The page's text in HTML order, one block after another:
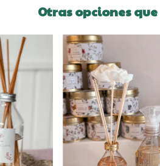
Otras opciones